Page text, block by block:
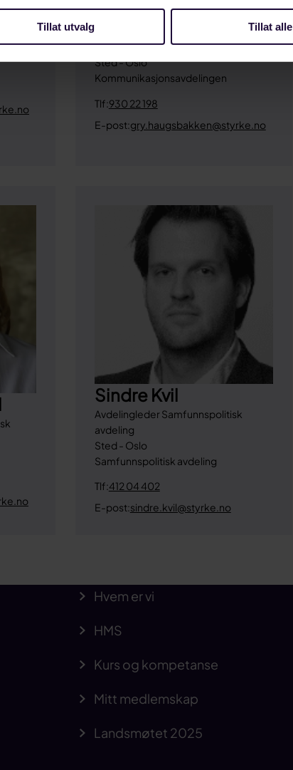
Tillat utvalg Tillat alle
Gry Haugsbakken
Avdelingsleder
Kommunikasjonsavdelingen
Sted - Oslo
Kommunikasjonsavdelingen
Tlf:930 22 198
E-post:gry.haugsbakken@styrke.no
Sindre Kvil
Avdelingleder Samfunnspolitisk
avdeling
Sted - Oslo
Samfunnspolitisk avdeling
Tlf:412 04 402
E-post:sindre.kvil@styrke.no
Hvem er vi
HMS
Kurs og kompetanse
Mitt medlemskap
Landsmøtet 2025